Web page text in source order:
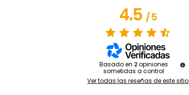
4.5/5
Basado en 2opiniones
sometidas a control
Ver todas las reseñas de este sitio